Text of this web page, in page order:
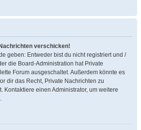
verschicken!
geben: Entweder bist du nicht registriert und /
die Board-Administration hat Private
Forum ausgeschaltet. Außerdem könnte es
dir das Recht, Private Nachrichten zu
Kontaktiere einen Administrator, um weitere